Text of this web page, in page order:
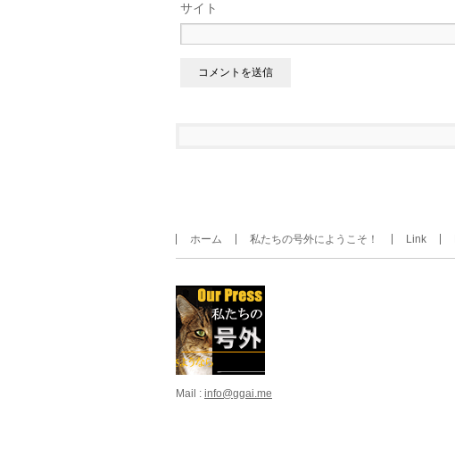
サイト
ホーム 私たちの号外にようこそ！ Link
Mail : info@ggai.me